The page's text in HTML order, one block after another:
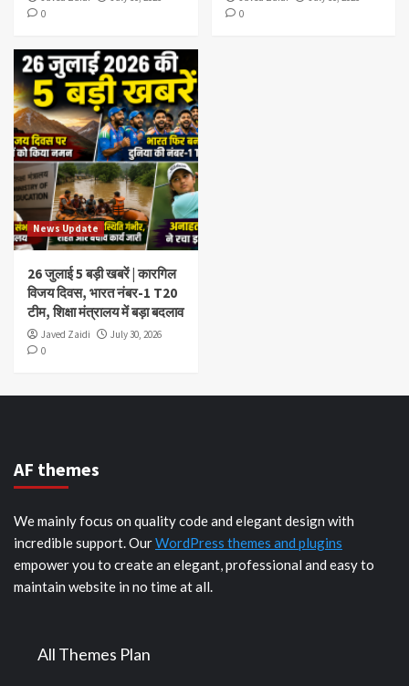
0
0
News Update
26 जुलाई 5 बड़ी खबरें | कारगिल
विजय दिवस, भारत नंबर-1 T20
टीम, शिक्षा मंत्रालय में बड़ा बदलाव
Javed Zaidi
July 30, 2026
0
AF themes
We mainly focus on quality code and elegant design with
incredible support. OurWordPress themes and plugins
empower you to create an elegant, professional and easy to
maintain website in no time at all.
All Themes Plan